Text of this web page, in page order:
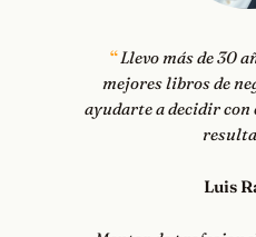
Llevo más de 30
mejores libros de
ayudarte a decidir
Luis